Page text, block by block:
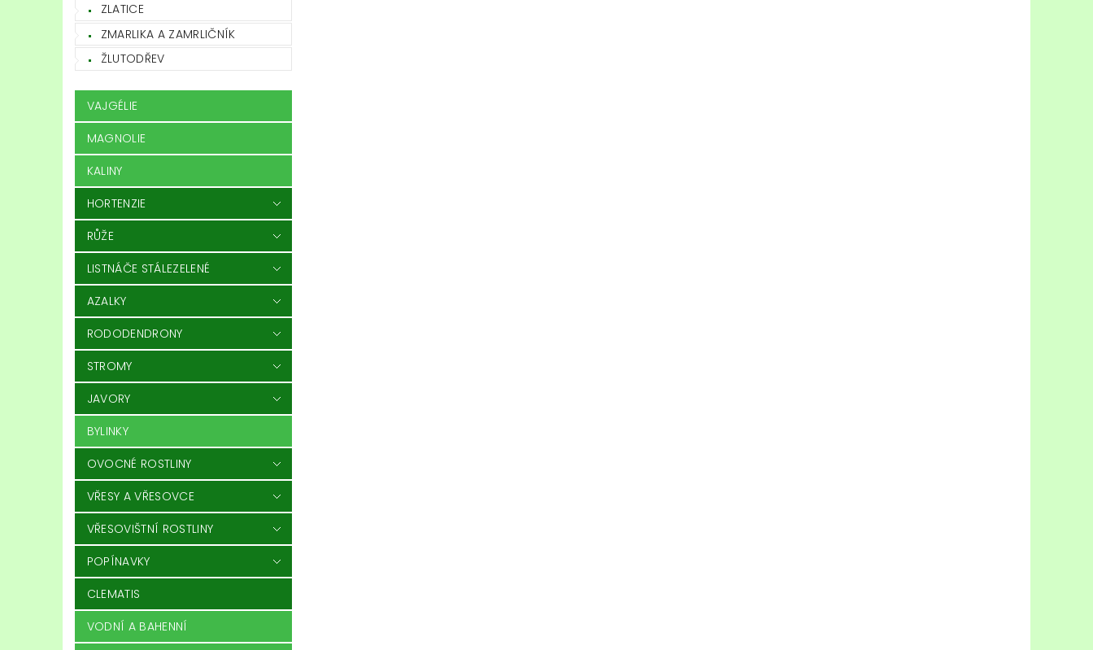
ZLATICE
ZMARLIKA A ZAMRLIČNÍK
ŽLUTODŘEV
VAJGÉLIE
MAGNOLIE
KALINY
HORTENZIE
RŮŽE
LISTNÁČE STÁLEZELENÉ
AZALKY
RODODENDRONY
STROMY
JAVORY
BYLINKY
OVOCNÉ ROSTLINY
VŘESY A VŘESOVCE
VŘESOVIŠTNÍ ROSTLINY
POPÍNAVKY
CLEMATIS
VODNÍ A BAHENNÍ